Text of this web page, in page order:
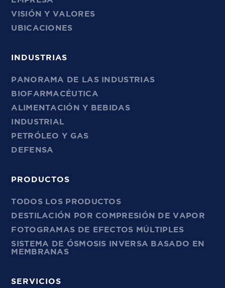
VISIÓN Y VALORES
UBICACIONES
INDUSTRIAS
PANORAMA DE LAS INDUSTRIAS
BIOFARMACÉUTICA
ALIMENTACIÓN Y BEBIDAS
INDUSTRIAL
PETRÓLEO Y GAS
DEFENSA
PRODUCTOS
TODOS LOS PRODUCTOS
DESTILACIÓN POR COMPRESIÓN DE VAPOR
FOTOGRAMAS DE EFECTOS MÚLTIPLES
SISTEMA DE ÓSMOSIS INVERSA BASADO EN
MEMBRANAS
SERVICIOS